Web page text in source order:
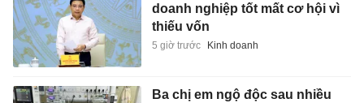
doanh nghiệp tốt mất cơ hội vì
thiếu vốn
5 giờ trước Kinh doanh
Ba chị em ngộ độc sau nhiều